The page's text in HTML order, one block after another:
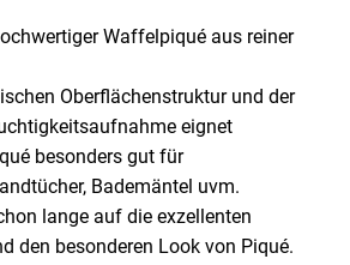
Waffelpiqué aus reiner
Oberflächenstruktur und der
eignet
besonders gut für
Bademäntel uvm.
lange auf die exzellenten
den besonderen Look von Piqué.